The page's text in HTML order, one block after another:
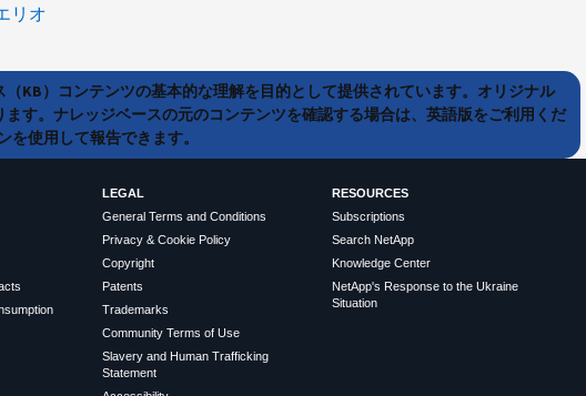
リオ
KB）コンテンツの基本的な理解を目的として提供されています。オリジナル
す。ナレッジベースの元のコンテンツを確認する場合は、英語版をご利用くだ
使用して報告できます。
LEGAL
General Terms and Conditions
Privacy & Cookie Policy
Copyright
Patents
Trademarks
Community Terms of Use
Slavery and Human Trafficking
Statement
RESOURCES
Subscriptions
Search NetApp
Knowledge Center
NetApp's Response to the Ukraine
Situation